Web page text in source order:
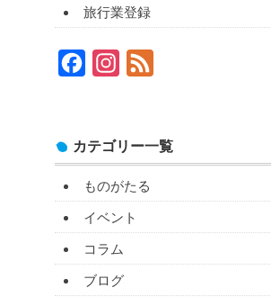
旅行業登録
FacebookInstagram
カテゴリー一覧
ものがたる
イベント
コラム
ブログ